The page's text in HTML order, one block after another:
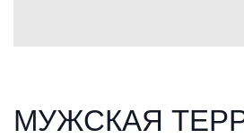
МУЖСКАЯ